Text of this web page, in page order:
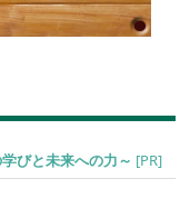
びと未来への力～ [PR]